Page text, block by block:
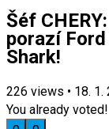
Šéf
porazí Ford
Shark!
226 views • 18. 1.
You already voted!